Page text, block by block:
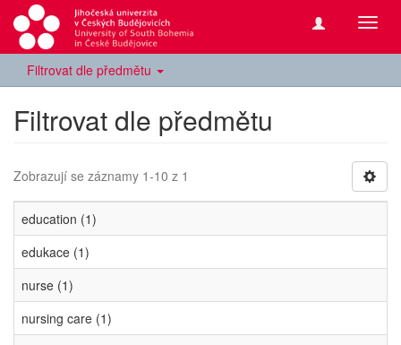
Filtrovat dle předmětu
Filtrovat dle předmětu
Zobrazují se záznamy 1-10 z 1
education (1)
edukace (1)
nurse (1)
nursing care (1)